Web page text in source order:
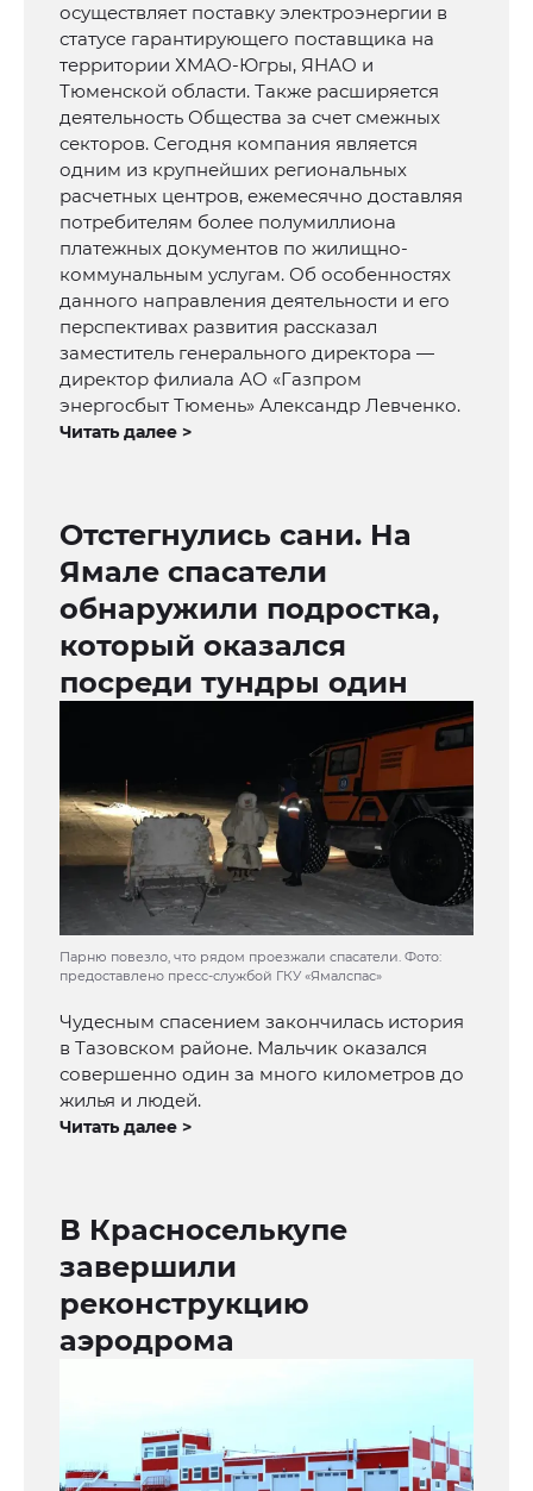
осуществляет поставку электроэнергии в
статусе гарантирующего поставщика на
территории ХМАО-Югры, ЯНАО и
Тюменской области. Также расширяется
деятельность Общества за счет смежных
секторов. Сегодня компания является
одним из крупнейших региональных
расчетных центров, ежемесячно доставляя
потребителям более полумиллиона
платежных документов по жилищно-
коммунальным услугам. Об особенностях
данного направления деятельности и его
перспективах развития рассказал
заместитель генерального директора —
директор филиала АО «Газпром
энергосбыт Тюмень» Александр Левченко.
Читать далее >
Отстегнулись сани. На
Ямале спасатели
обнаружили подростка,
который оказался
посреди тундры один
Парню повезло, что рядом проезжали спасатели. Фото:
предоставлено пресс-службой ГКУ «Ямалспас»
Чудесным спасением закончилась история
в Тазовском районе. Мальчик оказался
совершенно один за много километров до
жилья и людей.
Читать далее >
В Красноселькупе
завершили
реконструкцию
аэродрома